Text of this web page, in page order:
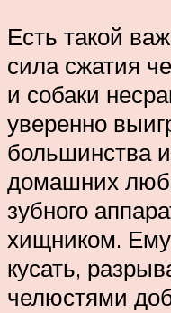
Есть такой
сила сжатия
и собаки
уверенно
большинства
домашних
зубного
хищником.
кусать,
челюстями